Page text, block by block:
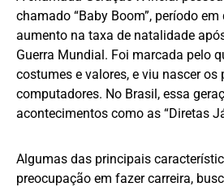
chamado “Baby Boom”, período
aumento na taxa de natalidade
Guerra Mundial. Foi marcada pelo
costumes e valores, e viu nascer os
computadores. No Brasil, essa
acontecimentos como as “Diretas
Algumas das principais
preocupação em fazer carreira,